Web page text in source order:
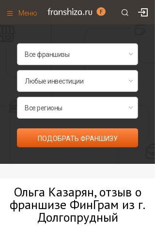
Меню
Франшизы по категориям
ПОДОБРАТЬ ФРАНШИЗУ
Ольга Казарян, отзыв о
франшизе ФинГрам из г.
Долгопрудный